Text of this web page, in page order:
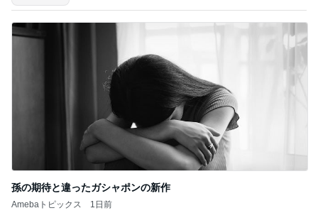
孫の期待と違ったガシャポンの新作
Amebaトピックス 1日前